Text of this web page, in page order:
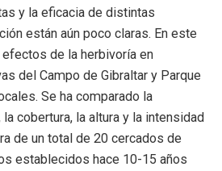
y la eficacia de distintas
están aún poco claras. En este
de la herbivoría en
del Campo de Gibraltar y Parque
Se ha comparado la
cobertura, la altura y la intensidad
de un total de 20 cercados de
establecidos hace 10-15 años